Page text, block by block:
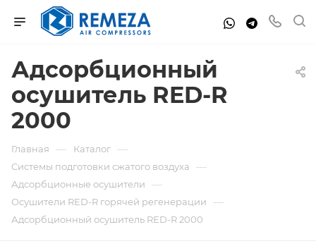
Адсорбционный
осушитель RED-R
2000
Главная — Каталог —
Системы подготовки сжатого воздуха —
Адсорбционные осушители —
Осушители RED-R горячей регенерации —
Адсорбционный осушитель RED-R 2000